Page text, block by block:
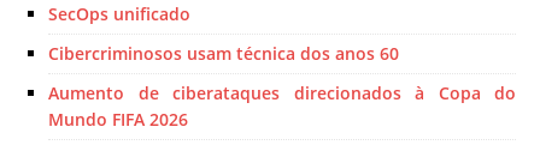
SecOps unificado
Cibercriminosos usam técnica dos anos 60
Aumento de ciberataques direcionados à Copa do
Mundo FIFA 2026